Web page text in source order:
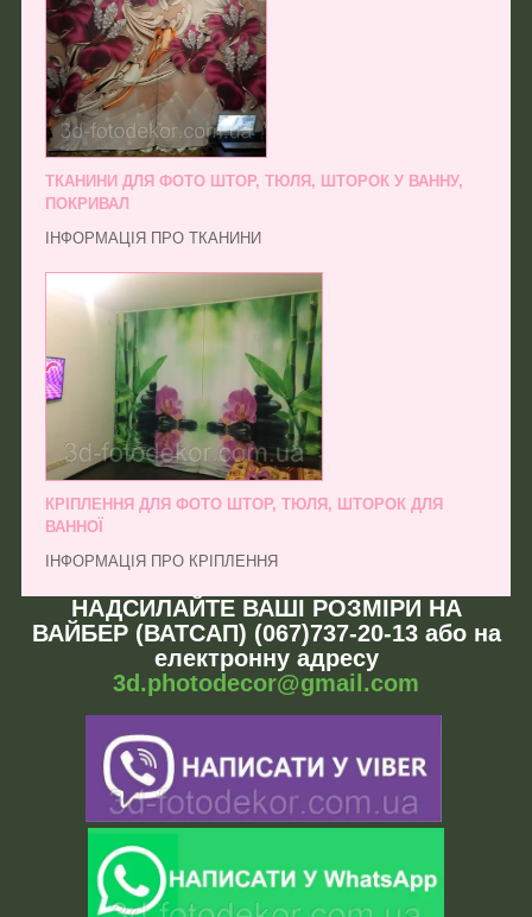
ТКАНИНИ ДЛЯ ФОТО ШТОР, ТЮЛЯ, ШТОРОК У ВАННУ,
ПОКРИВАЛ
ІНФОРМАЦІЯ ПРО ТКАНИНИ
КРІПЛЕННЯ ДЛЯ ФОТО ШТОР, ТЮЛЯ, ШТОРОК ДЛЯ
ВАННОЇ
ІНФОРМАЦІЯ ПРО КРІПЛЕННЯ
НАДСИЛАЙТЕ ВАШІ РОЗМІРИ НА
ВАЙБЕР (ВАТСАП) (067)737-20-13 або на
електронну адресу
3d.photodecor@gmail.com